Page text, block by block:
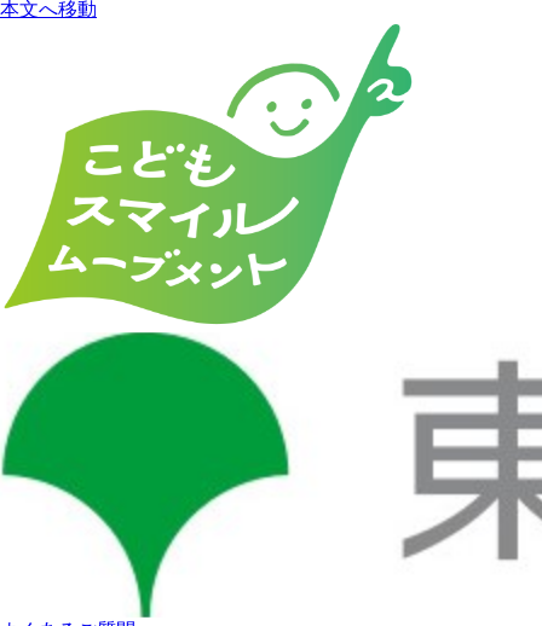
本文へ移動